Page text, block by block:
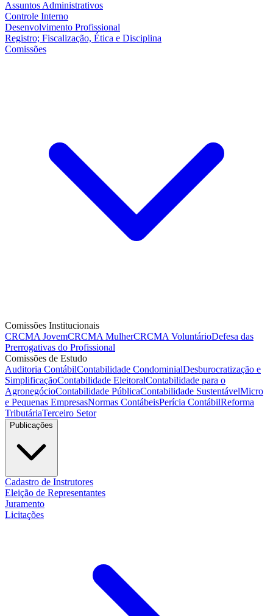
Assuntos Administrativos
Controle Interno
Desenvolvimento Profissional
Registro; Fiscalização, Ética e Disciplina
Comissões
Comissões Institucionais
CRCMA JovemCRCMA MulherCRCMA VoluntárioDefesa das
Prerrogativas do Profissional
Comissões de Estudo
Auditoria ContábilContabilidade CondominialDesburocratização e
SimplificaçãoContabilidade EleitoralContabilidade para o
AgronegócioContabilidade PúblicaContabilidade SustentávelMicro
e Pequenas EmpresasNormas ContábeisPerícia ContábilReforma
TributáriaTerceiro Setor
Publicações
Cadastro de Instrutores
Eleição de Representantes
Juramento
Licitações